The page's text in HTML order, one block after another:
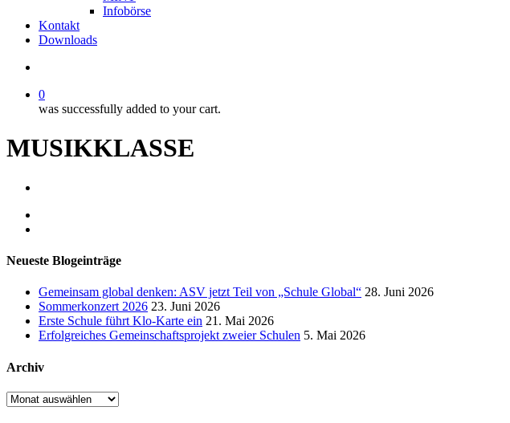
Infobörse
Kontakt
Downloads
0
was successfully added to your cart.
MUSIKKLASSE
Neueste Blogeinträge
Gemeinsam global denken: ASV jetzt Teil von „Schule Global“ 28. Juni 2026
Sommerkonzert 2026 23. Juni 2026
Erste Schule führt Klo-Karte ein 21. Mai 2026
Erfolgreiches Gemeinschaftsprojekt zweier Schulen 5. Mai 2026
Archiv
Archiv